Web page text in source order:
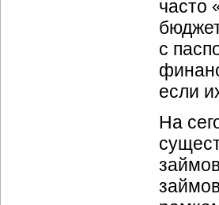
часто
с
если
На